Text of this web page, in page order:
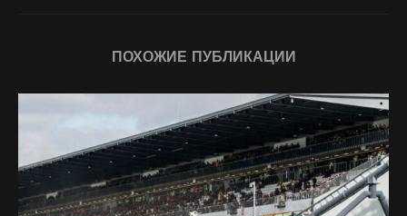
ПОХОЖИЕ ПУБЛИКАЦИИ